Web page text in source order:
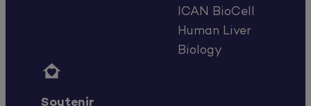
ICAN BioCell
Human Liver
Biology

Soutenir